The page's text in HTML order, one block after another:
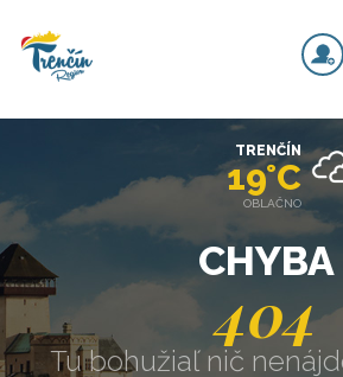
CHYBA
404
Tu bohužiaľ nič
TRENČÍN
19°C
OBLAČNO